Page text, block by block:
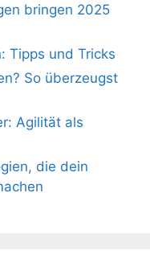
bringen 2025
Tipps und Tricks
So überzeugst
Agilität als
die dein